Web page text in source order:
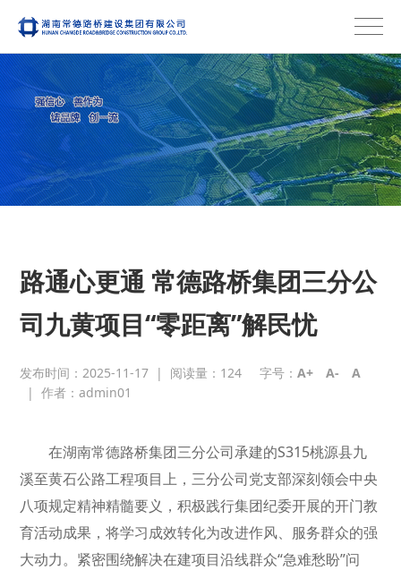
路通心更通 常德路桥集团三分公
司九黄项目“零距离”解民忧
发布时间：2025-11-17 | 阅读量： 124 字号：A+ A-
A
|作者：admin01
在湖南常德路桥集团三分公司承建的S315桃源县九
溪至黄石公路工程项目上，三分公司党支部深刻领会中央
八项规定精神精髓要义，积极践行集团纪委开展的开门教
育活动成果，将学习成效转化为改进作风、服务群众的强
大动力。紧密围绕解决在建项目沿线群众“急难愁盼”问